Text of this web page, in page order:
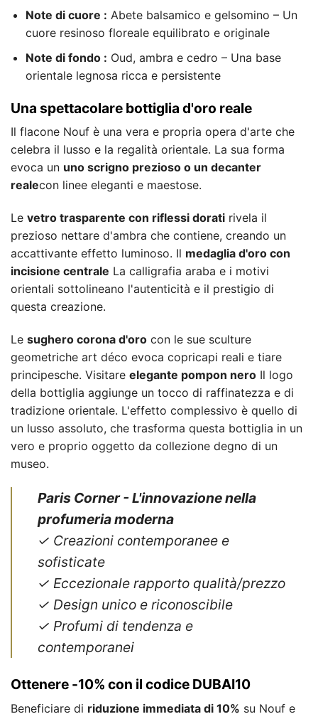
Note di cuore : Abete balsamico e gelsomino – Un
cuore resinoso floreale equilibrato e originale
Note di fondo : Oud, ambra e cedro – Una base
orientale legnosa ricca e persistente
Una spettacolare bottiglia d'oro reale
Il flacone Nouf è una vera e propria opera d'arte che
celebra il lusso e la regalità orientale. La sua forma
evoca un uno scrigno prezioso o un decanter
realecon linee eleganti e maestose.
Le vetro trasparente con riflessi dorati rivela il
prezioso nettare d'ambra che contiene, creando un
accattivante effetto luminoso. Il medaglia d'oro con
incisione centrale La calligrafia araba e i motivi
orientali sottolineano l'autenticità e il prestigio di
questa creazione.
Le sughero corona d'oro con le sue sculture
geometriche art déco evoca copricapi reali e tiare
principesche. Visitare elegante pompon nero Il logo
della bottiglia aggiunge un tocco di raffinatezza e di
tradizione orientale. L'effetto complessivo è quello di
un lusso assoluto, che trasforma questa bottiglia in un
vero e proprio oggetto da collezione degno di un
museo.
Paris Corner - L'innovazione nella
profumeria moderna
✓ Creazioni contemporanee e
sofisticate
✓ Eccezionale rapporto qualità/prezzo
✓ Design unico e riconoscibile
✓ Profumi di tendenza e
contemporanei
Ottenere -10% con il codice DUBAI10
Beneficiare di riduzione immediata di 10% su Nouf e